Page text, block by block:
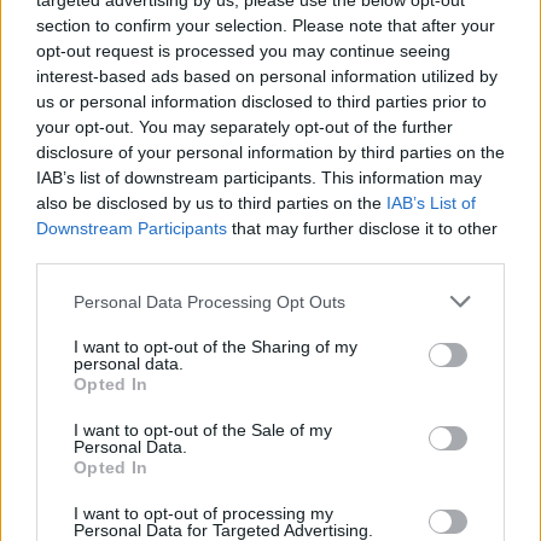
section to confirm your selection. Please note that after your
opt-out request is processed you may continue seeing
interest-based ads based on personal information utilized by
us or personal information disclosed to third parties prior to
your opt-out. You may separately opt-out of the further
disclosure of your personal information by third parties on the
IAB’s list of downstream participants. This information may
also be disclosed by us to third parties on the IAB’s List of
Downstream Participants that may further disclose it to other
Personal Data Processing Opt Outs
I want to opt-out of the Sharing of my
personal data.
Opted In
I want to opt-out of the Sale of my
Personal Data.
Opted In
I want to opt-out of processing my
Personal Data for Targeted Advertising.